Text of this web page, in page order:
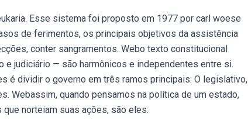
Esse sistema foi proposto em 1977 por carl woese
de ferimentos, os principais objetivos da assistência
conter sangramentos. Webo texto constitucional
judiciário — são harmônicos e independentes entre si.
é dividir o governo em três ramos principais: O legislativo,
Webassim, quando pensamos na política de um estado,
norteiam suas ações, são eles: